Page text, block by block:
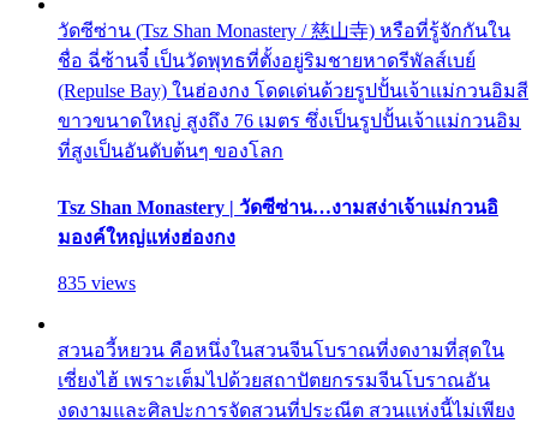
วัดซีซ่าน (Tsz Shan Monastery / 慈山寺) หรือที่รู้จักกันใน
ชื่อ ฉี่ซ้านจี๋ เป็นวัดพุทธที่ตั้งอยู่ริมชายหาดรีพัลส์เบย์
(Repulse Bay) ในฮ่องกง โดดเด่นด้วยรูปปั้นเจ้าแม่กวนอิมสี
ขาวขนาดใหญ่ สูงถึง 76 เมตร ซึ่งเป็นรูปปั้นเจ้าแม่กวนอิม
ที่สูงเป็นอันดับต้นๆ ของโลก
Tsz Shan Monastery | วัดซีซ่าน…งามสง่าเจ้าแม่กวนอิ
มองค์ใหญ่แห่งฮ่องกง
835 views
สวนอวี้หยวน คือหนึ่งในสวนจีนโบราณที่งดงามที่สุดใน
เซี่ยงไฮ้ เพราะเต็มไปด้วยสถาปัตยกรรมจีนโบราณอัน
งดงามและศิลปะการจัดสวนที่ประณีต สวนแห่งนี้ไม่เพียง